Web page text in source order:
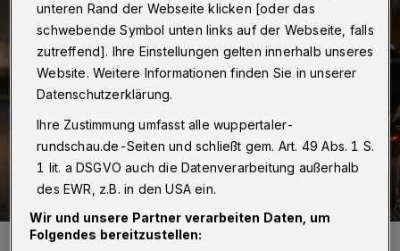
Symbolfoto.
unteren Rand der Webseite klicken [oder das
schwebende Symbol unten links auf der Webseite, falls
zutreffend]. Ihre Einstellungen gelten innerhalb unseres
Website. Weitere Informationen finden Sie in unserer
Datenschutzerklärung.
Ihre Zustimmung umfasst alle wuppertaler-
rundschau.de-Seiten und schließt gem. Art. 49 Abs. 1 S.
1 lit. a DSGVO auch die Datenverarbeitung außerhalb
des EWR, z.B. in den USA ein.
Wir und unsere Partner verarbeiten Daten, um
Folgendes bereitzustellen: